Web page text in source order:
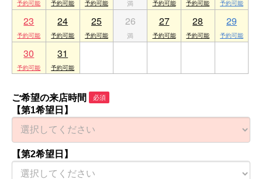
23 24 25 26 27 28 29
30 31
ご希望の来店時間 必須
【第1希望日】
【第2希望日】